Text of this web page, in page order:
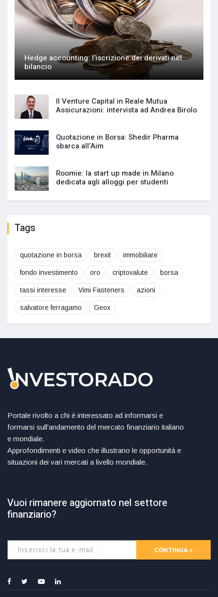
Hedge accounting: l’iscrizione dei derivati nel
bilancio
Il Venture Capital in Reale Mutua
Assicurazioni: intervista ad Andrea Birolo
Quotazione in Borsa: Shedir Pharma
sbarca all’Aim
Roomie: la start up made in Milano
dedicata agli alloggi per studenti
Tags
quotazione in borsa brexit immobiliare
fondo investimento oro criptovalute borsa
tassi interesse Vimi Fasteners azioni
salvatore ferragamo Geox
Portale rivolto a chi è interessato ad informarsi e
formarsi sull'andamento del mercato finanziario italiano
e mondiale.
Approfondimenti e video che illustrano le opportunità e
situazioni dei vari mercati a livello mondiale.
Vuoi rimanere aggiornato nel settore
finanziario?
CONTINUA >